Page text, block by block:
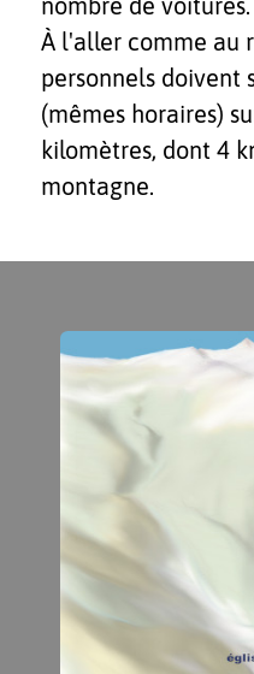
À l'aller comme au
personnels doivent
(mêmes horaires)
kilomètres, dont 4
montagne.